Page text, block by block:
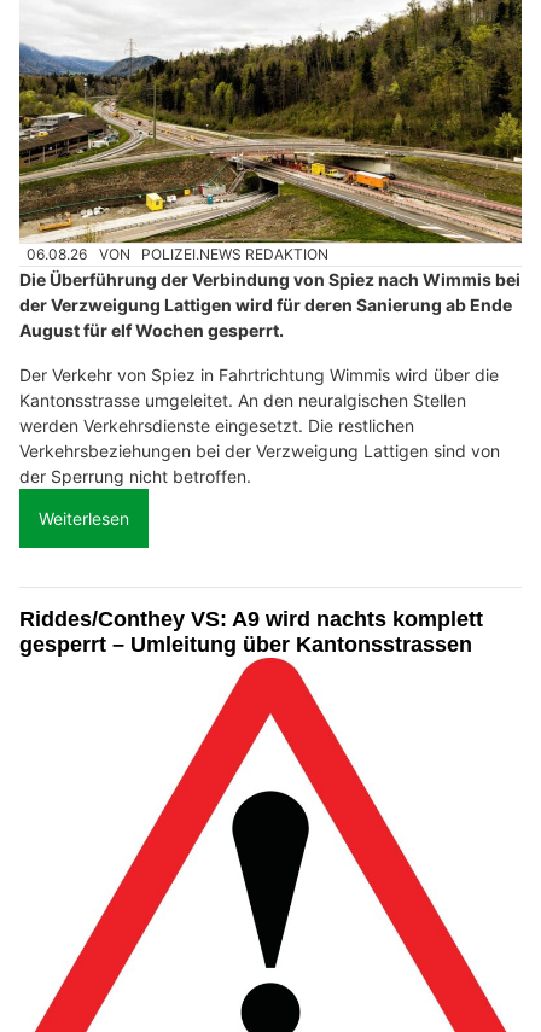
06.08.26 VON POLIZEI.NEWS REDAKTION
Die Überführung der Verbindung von Spiez nach Wimmis bei
der Verzweigung Lattigen wird für deren Sanierung ab Ende
August für elf Wochen gesperrt.
Der Verkehr von Spiez in Fahrtrichtung Wimmis wird über die
Kantonsstrasse umgeleitet. An den neuralgischen Stellen
werden Verkehrsdienste eingesetzt. Die restlichen
Verkehrsbeziehungen bei der Verzweigung Lattigen sind von
der Sperrung nicht betroffen.
Weiterlesen
Riddes/Conthey VS: A9 wird nachts komplett
gesperrt – Umleitung über Kantonsstrassen